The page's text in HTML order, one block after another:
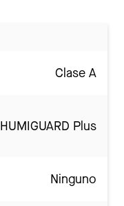
Clase A
HUMIGUARD Plus
Ninguno